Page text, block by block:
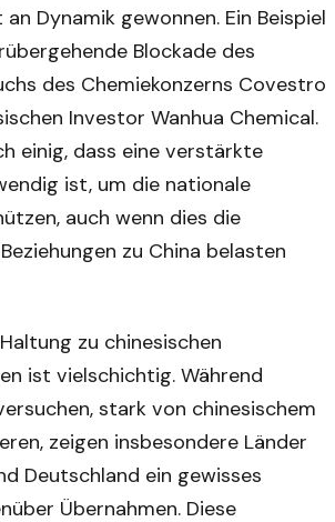
Dynamik gewonnen. Ein Beispiel
Blockade des
des Chemiekonzerns Covestro
Investor Wanhua Chemical.
einig, dass eine verstärkte
ist, um die nationale
auch wenn dies die
zu China belasten
zu chinesischen
ist vielschichtig. Während
stark von chinesischem
zeigen insbesondere Länder
Deutschland ein gewisses
Übernahmen. Diese